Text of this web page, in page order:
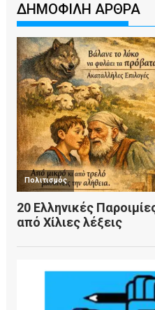
ΔΗΜΟΦΙΛΗ ΑΡΘΡΑ